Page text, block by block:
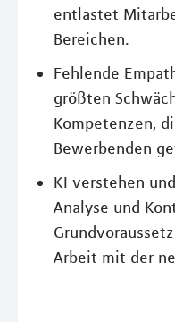
entlastet
Bereichen.
Fehlende
größten
Kompetenzen,
Bewerbenden
KI verstehen
Analyse und
Arbeit mit der